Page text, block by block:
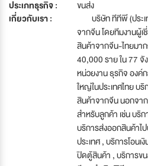
ประเภทธุรกิจ :
ขนส่ง
เกี่ยวกับเรา :
บริษัท ทีทีพี (ประเ
จากจีน โดยทีมงานผู้
สินค้าจากจีน-ไทยมา
40,000 ราย ใน 77 จั
หน่วยงาน ธุรกิจ องค์
ใหญ่ในประเทศไทย บ
สินค้าจากจีน นอกจา
สำหรับลูกค้า เช่น บริ
บริการส่งออกสินค้าไ
ประเทศ , บริการโอน
ปิดตู้สินค้า , บริการขน